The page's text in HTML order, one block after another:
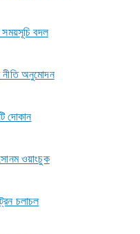
সময়সূচি বদল
অনুমোদন
দোকান
ওয়াংচুক
চলাচল